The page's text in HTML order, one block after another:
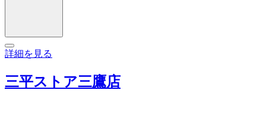
詳細を見る
三平ストア三鷹店